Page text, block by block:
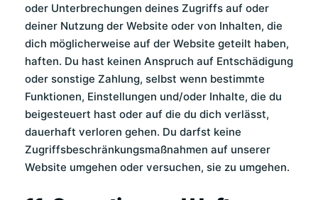
oder Unterbrechungen deines Zugriffs auf oder
deiner Nutzung der Website oder von Inhalten, die
dich möglicherweise auf der Website geteilt haben,
haften. Du hast keinen Anspruch auf Entschädigung
oder sonstige Zahlung, selbst wenn bestimmte
Funktionen, Einstellungen und/oder Inhalte, die du
beigesteuert hast oder auf die du dich verlässt,
dauerhaft verloren gehen. Du darfst keine
Zugriffsbeschränkungsmaßnahmen auf unserer
Website umgehen oder versuchen, sie zu umgehen.